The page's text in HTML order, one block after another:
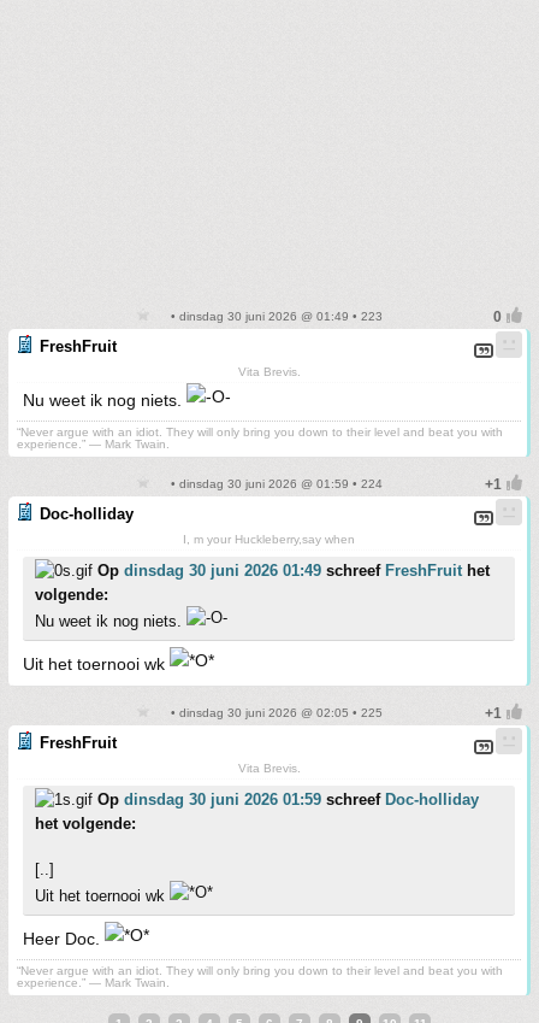
• dinsdag 30 juni 2026 @ 01:49 • 223
FreshFruit
Vita Brevis.
Nu weet ik nog niets.
“Never argue with an idiot. They will only bring you down to their level and beat you with
experience.” ― Mark Twain.
• dinsdag 30 juni 2026 @ 01:59 • 224
Doc-holliday
I, m your Huckleberry,say when
Op dinsdag 30 juni 2026 01:49 schreef FreshFruithet
volgende:
Nu weet ik nog niets.
Uit het toernooi wk
• dinsdag 30 juni 2026 @ 02:05 • 225
FreshFruit
Vita Brevis.
Op dinsdag 30 juni 2026 01:59 schreef Doc-holliday
het volgende:
[..]
Uit het toernooi wk
Heer Doc.
“Never argue with an idiot. They will only bring you down to their level and beat you with
experience.” ― Mark Twain.